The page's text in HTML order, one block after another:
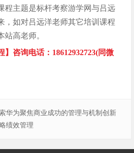
程主题是标杆考察游学网与吕远
，如对吕远洋老师其它培训课程
站高老师。
】咨询电话：18612932723(同微
华为聚焦商业成功的管理与机制创新
绩效管理